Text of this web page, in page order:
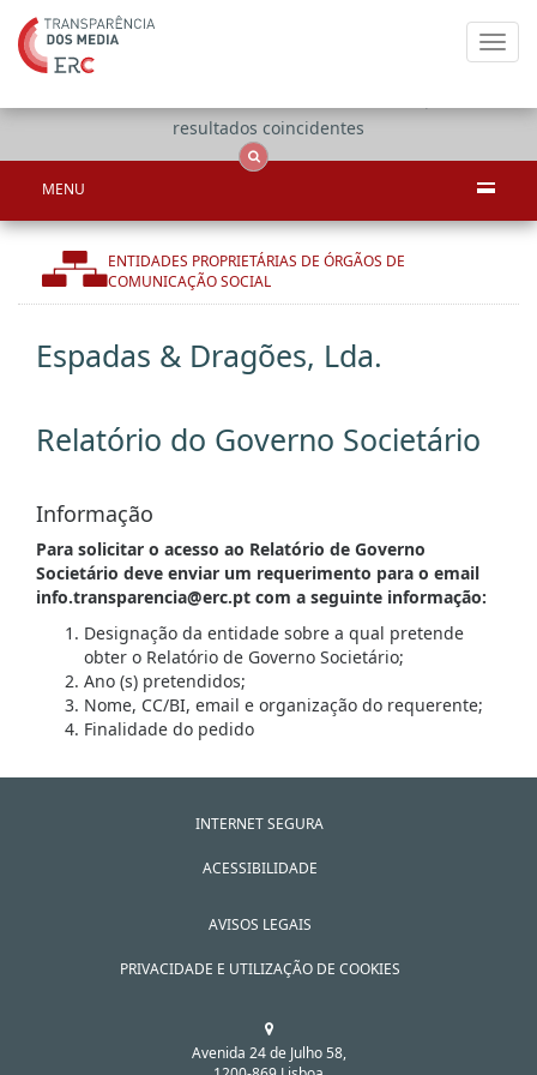
resultados coincidentes
MENU
ENTIDADES PROPRIETÁRIAS DE ÓRGÃOS DE
COMUNICAÇÃO SOCIAL
Espadas & Dragões, Lda.
Relatório do Governo Societário
Informação
Para solicitar o acesso ao Relatório de Governo
Societário deve enviar um requerimento para o email
info.transparencia@erc.pt com a seguinte informação:
Designação da entidade sobre a qual pretende
obter o Relatório de Governo Societário;
Ano (s) pretendidos;
Nome, CC/BI, email e organização do requerente;
Finalidade do pedido
INTERNET SEGURA
ACESSIBILIDADE
AVISOS LEGAIS
PRIVACIDADE E UTILIZAÇÃO DE COOKIES
Avenida 24 de Julho 58,